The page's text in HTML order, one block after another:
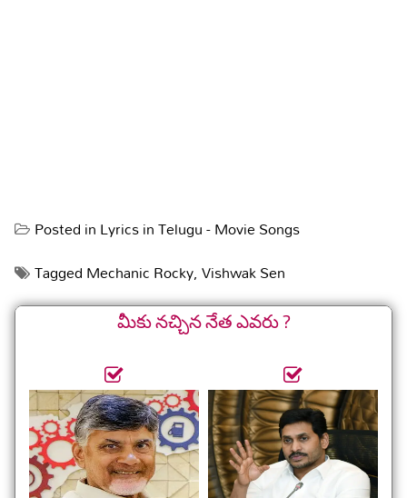
Posted inLyrics in Telugu - Movie Songs
TaggedMechanic Rocky,Vishwak Sen
మీకు నచ్చిన నేత ఎవరు ?